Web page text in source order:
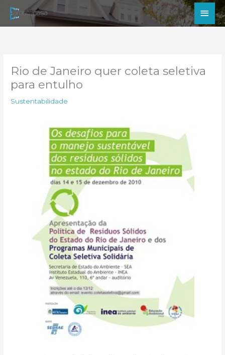
para
Rio de Janeiro quer coleta seletiva
para entulho
Sustentabilidade